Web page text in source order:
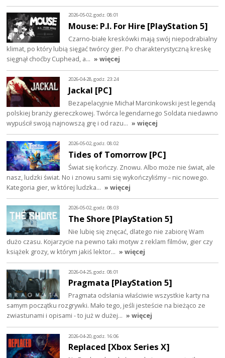
2026-05-02, godz. 08:01
Mouse: P.I. For Hire [PlayStation 5]
Czarno-białe kreskówki mają swój niepodrabialny
klimat, po który lubią sięgać twórcy gier. Po charakterystyczną kreskę
sięgnął choćby Cuphead, a… » więcej
2026-04-28, godz. 23:24
Jackal [PC]
Bezapelacyjnie Michał Marcinkowski jest legendą
polskiej branży giereczkowej. Twórca legendarnego Soldata niedawno
wypuścił swoją najnowszą grę i od razu… » więcej
2026-05-02, godz. 08:02
Tides of Tomorrow [PC]
Świat się kończy. Znowu. Albo może nie świat, ale
nasz, ludzki świat. No i znowu sami się wykończyliśmy – nic nowego.
Kategoria gier, w której ludzka… » więcej
2026-05-02, godz. 08:03
The Shore [PlayStation 5]
Nie lubię się znęcać, dlatego nie zabiorę Wam
dużo czasu. Kojarzycie na pewno taki motyw z reklam filmów, gier czy
książek grozy, w którym jakiś lektor… » więcej
2026-04-25, godz. 08:01
Pragmata [PlayStation 5]
Pragmata odsłania właściwie wszystkie karty na
samym początku rozgrywki. Mało tego, jeśli jesteście na bieżąco ze
zwiastunami i opisami - to już w dużej… » więcej
2026-04-20, godz. 16:06
Replaced [Xbox Series X]